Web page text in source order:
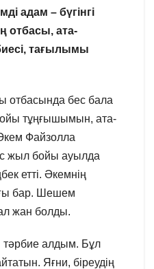
адам – бүгінгі
отбасы, ата-
тағылымы
бес бала
тұңғышымын, ата-
Файзолла
жыл бойы ауылда
етті. Әкемнің
бар. Шешем
жан болды.
алдым. Бұл
Яғни, біреудің